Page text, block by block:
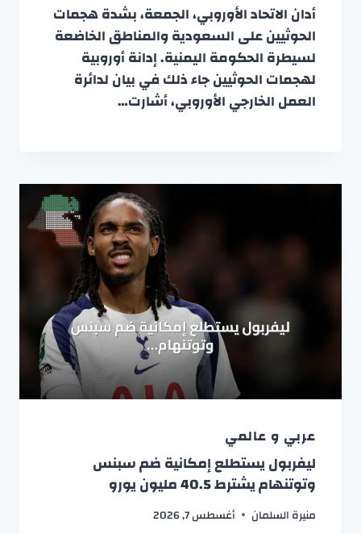
أدان الاتحاد الأوروبي، الجمعة، بشدة هجمات
الحوثيين على السعودية والمناطق الخاضعة
لسيطرة الحكومة اليمنية. إدانة أوروبية
لهجمات الحوثيين جاء ذلك في بيان لدائرة
العمل الخارجي الأوروبي، أشارت…
عربي و عالمي
ليفربول يستطلع إمكانية ضم سبنس
وتوتنهام يشترط 40.5 مليون يورو
منيرة السلمان أغسطس 7, 2026